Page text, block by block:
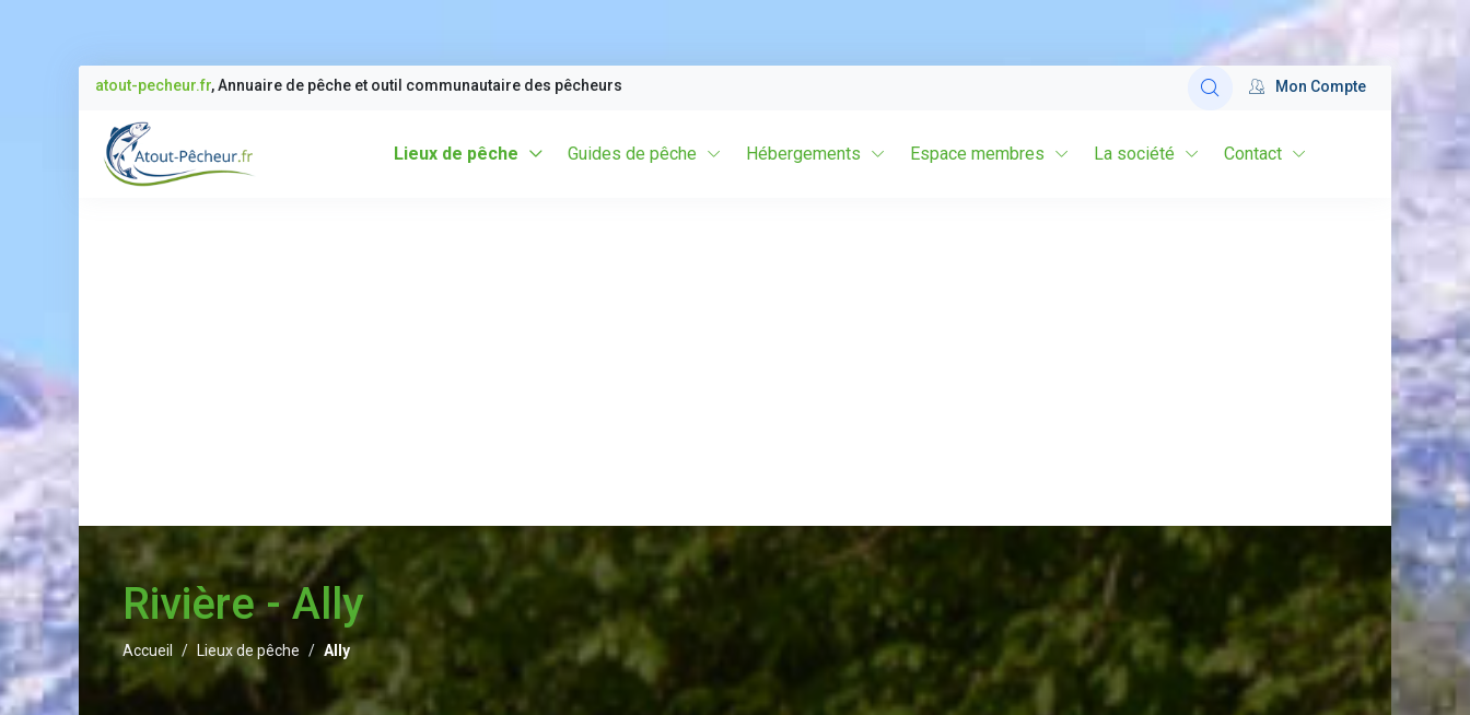
atout-pecheur.fr, Annuaire de pêche et outil communautaire des pêcheurs Mon Compte
Lieux de pêche Guides de pêche Hébergements Espace membres La société Contact
Rivière - Ally
Accueil Lieux de pêche Ally